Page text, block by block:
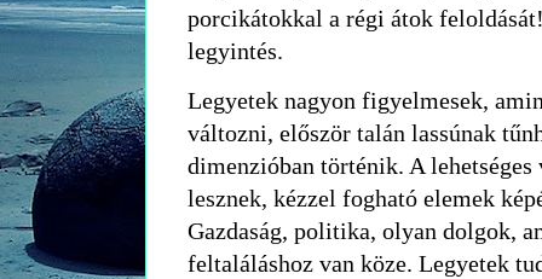
porcikátokkal a régi átok
legyintés.
Legyetek nagyon figyelmesek,
változni, először talán lassúnak
dimenzióban történik. A
lesznek, kézzel fogható elemek
Gazdaság, politika, olyan dolgok,
feltaláláshoz van köze. Legyetek